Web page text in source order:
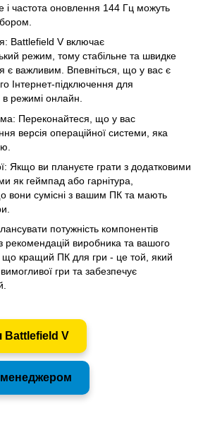
частота оновлення 144 Гц можуть
Battlefield V включає
режим, тому стабільне та швидке
є важливим. Впевніться, що у вас є
Інтернет-підключення для
в режимі онлайн.
Переконайтеся, що у вас
версія операційної системи, яка
Якщо ви плануєте грати з додатковими
як геймпад або гарнітура,
вони сумісні з вашим ПК та мають
потужність компонентів
рекомендацій виробника та вашого
кращий ПК для гри - це той, який
гри та забезпечує
Battlefield V
менеджером